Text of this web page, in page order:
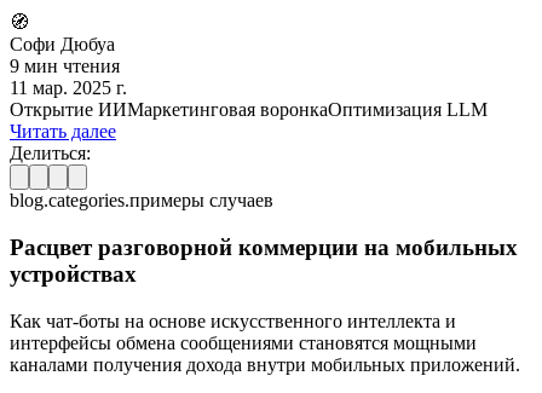
🧭
Софи Дюбуа
9 мин чтения
11 мар. 2025 г.
Открытие ИИМаркетинговая воронкаОптимизация LLM
Читать далее
Делиться:
blog.categories.примеры случаев
Расцвет разговорной коммерции на мобильных
устройствах
Как чат-боты на основе искусственного интеллекта и
интерфейсы обмена сообщениями становятся мощными
каналами получения дохода внутри мобильных приложений.